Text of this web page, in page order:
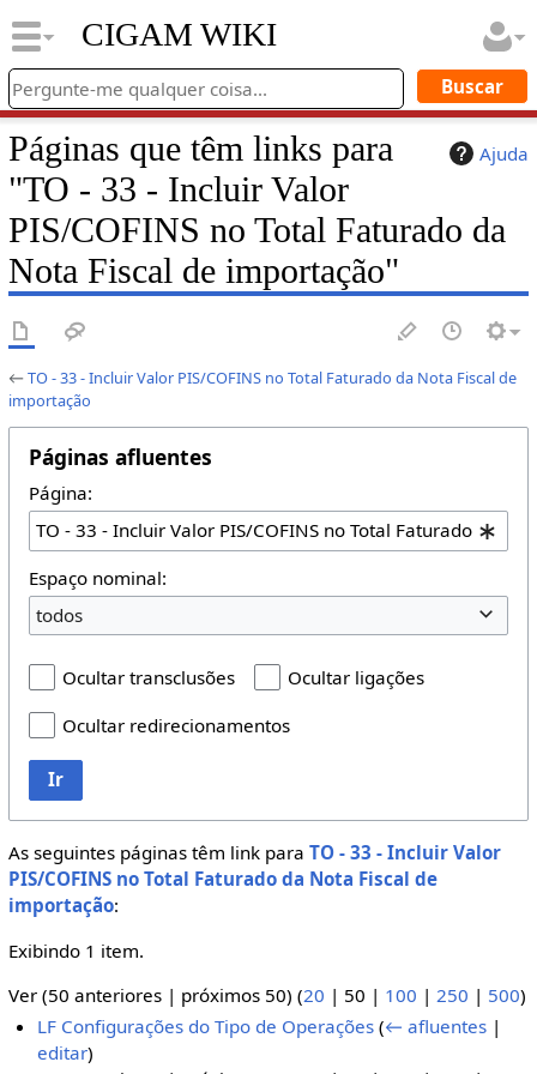
CIGAM WIKI
Ajuda
Páginas que têm links para
"TO - 33 - Incluir Valor
PIS/COFINS no Total Faturado da
Nota Fiscal de importação"
←TO - 33 - Incluir Valor PIS/COFINS no Total Faturado da Nota Fiscal de
importação
Páginas afluentes
Página:
Espaço nominal:
todos
Ocultar transclusões
Ocultar ligações
Ocultar redirecionamentos
Ir
As seguintes páginas têm link para TO - 33 - Incluir Valor
PIS/COFINS no Total Faturado da Nota Fiscal de
importação:
Exibindo 1 item.
Ver (50 anteriores| próximos 50) (20 | 50 | 100 | 250 | 500)
LF Configurações do Tipo de Operações (← afluentes |
editar)